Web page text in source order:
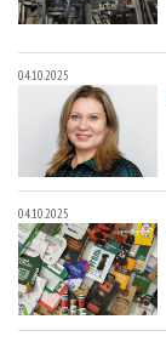
04.10.2025
04.10.2025